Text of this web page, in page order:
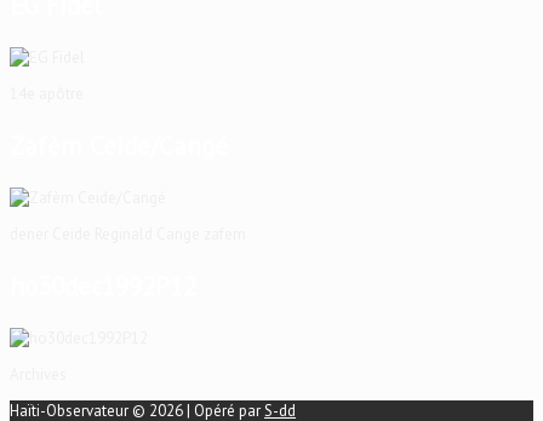
Haïti-Observateur © 2026 | Opéré parS-dd